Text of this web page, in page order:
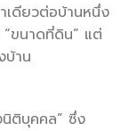
เดียวต่อบ้านหนึ่ง
ขนาดที่ดิน” แต่
บ้าน
ติบุคคล” ซึ่ง